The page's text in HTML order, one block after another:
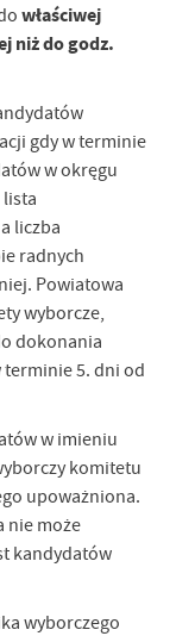
właściwej
niż do godz.
gdy w terminie
w okręgu
lista
liczba
radnych
Powiatowa
wyborcze,
dokonania
terminie 5. dni od
w imieniu
komitetu
upoważniona.
nie może
kandydatów
wyborczego